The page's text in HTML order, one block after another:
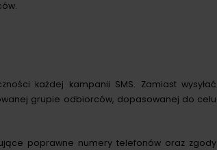
każdej kampanii SMS. Zamiast wysyłać
grupie odbiorców, dopasowanej do celu
poprawne numery telefonów oraz zgody